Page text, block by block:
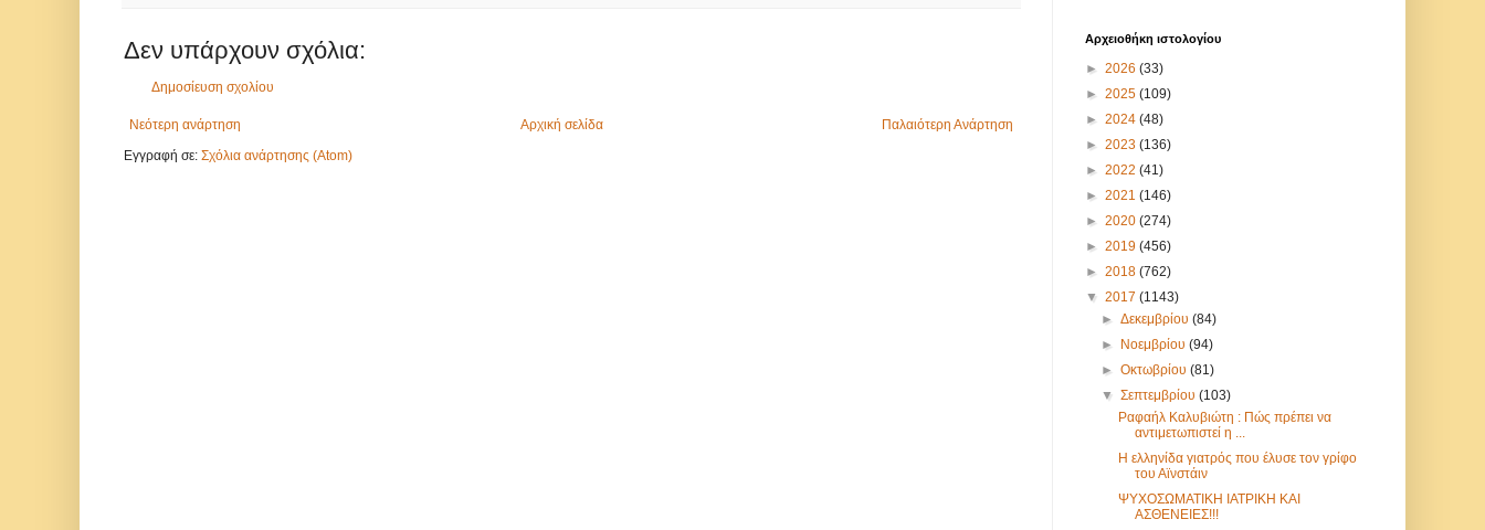
Δεν υπάρχουν σχόλια:
Δημοσίευση σχολίου
Νεότερη ανάρτηση Παλαιότερη Ανάρτηση
Αρχική σελίδα
Εγγραφή σε: Σχόλια ανάρτησης (Atom)
Αρχειοθήκη ιστολογίου
► 2026 (33)
► 2025 (109)
► 2024 (48)
► 2023 (136)
► 2022 (41)
► 2021 (146)
► 2020 (274)
► 2019 (456)
► 2018 (762)
▼ 2017 (1143)
►Δεκεμβρίου(84)
► Νοεμβρίου(94)
►Οκτωβρίου(81)
▼Σεπτεμβρίου(103)
Ραφαήλ Καλυβιώτη : Πώς πρέπει να
αντιμετωπιστεί η ...
Η ελληνίδα γιατρός που έλυσε τον γρίφο
του Αϊνστάιν
ΨΥΧΟΣΩΜΑΤΙΚΗ ΙΑΤΡΙΚΗ ΚΑΙ
ΑΣΘΕΝΕΙΕΣ!!!